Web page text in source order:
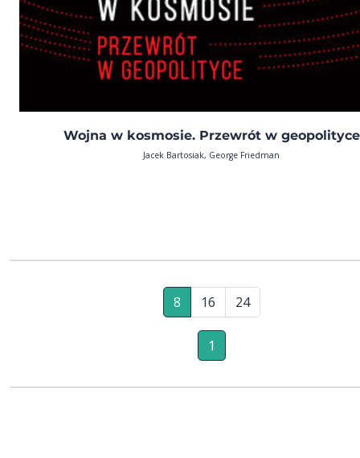
Wojna w kosmosie. Przewrót w geopolityce
Jacek Bartosiak, George Friedman
8 16 24
1